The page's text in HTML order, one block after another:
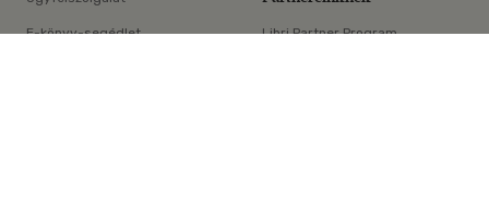
×
E-könyv-segédlet Libri Partner Program